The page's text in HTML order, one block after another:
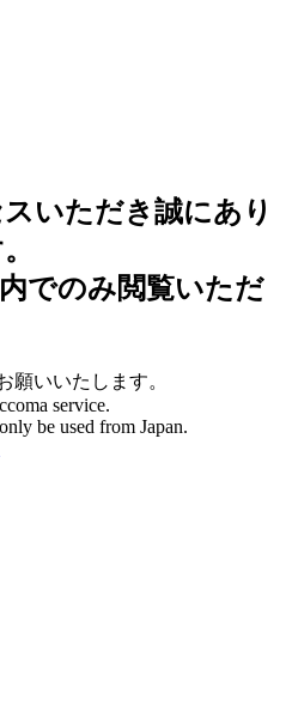
いただき誠にあり
でのみ閲覧いただ
願いいたします。
service.
be used from Japan.